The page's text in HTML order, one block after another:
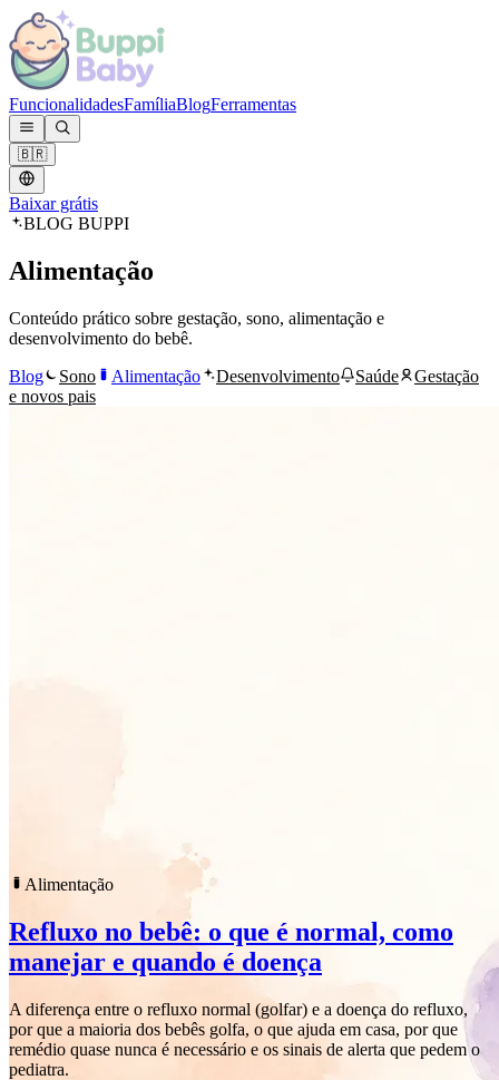
FuncionalidadesFamíliaBlogFerramentas
🇧🇷
Baixar grátis
BLOG BUPPI
Alimentação
Conteúdo prático sobre gestação, sono, alimentação e
desenvolvimento do bebê.
Blog
Sono Alimentação Desenvolvimento Saúde
Gestação
e novos pais
Alimentação
Refluxo no bebê: o que é normal, como
manejar e quando é doença
A diferença entre o refluxo normal (golfar) e a doença do refluxo,
por que a maioria dos bebês golfa, o que ajuda em casa, por que
remédio quase nunca é necessário e os sinais de alerta que pedem o
pediatra.